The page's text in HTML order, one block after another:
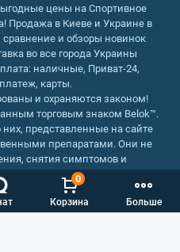
Корзина
0
Больше
цены на Спортивное
Продажа в Киеве и Украине в
и обзоры новинок
во все города Украины
наличные, Приват-24,
карты.
и охраняются законом!
торговым знаком Belok™.
представленные на сайте
препаратами. Они не
снятия симптомов и
болезней.
магазин спортивного